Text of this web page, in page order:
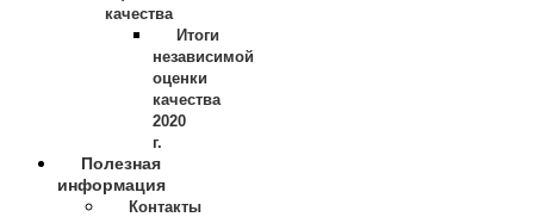
качества
Итоги
независимой
оценки
качества
2020
г.
Полезная
информация
Контакты